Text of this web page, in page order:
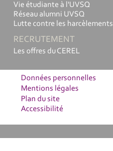
Vie étudiante à l'UVSQ
Réseau alumni UVSQ
Lutte contre les harcèlements
RECRUTEMENT
Les offres du CEREL
Données personnelles
Mentions légales
Plan du site
Accessibilité